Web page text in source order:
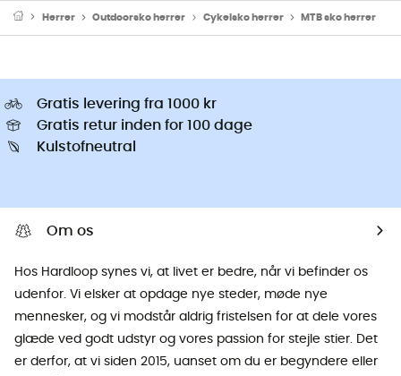
Herrer Outdoorsko herrer Cykelsko herrer MTB sko herrer
Gratis levering fra 1000 kr
Gratis retur inden for 100 dage
Kulstofneutral
Om os
Hos Hardloop synes vi, at livet er bedre, når vi befinder os
udenfor. Vi elsker at opdage nye steder, møde nye
mennesker, og vi modstår aldrig fristelsen for at dele vores
glæde ved godt udstyr og vores passion for stejle stier. Det
er derfor, at vi siden 2015, uanset om du er begyndere eller